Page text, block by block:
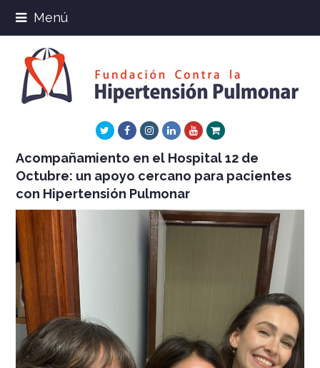
Menú
TwitterFacebookInstagram
LinkedInYoutube
Xing
Acompañamiento en el Hospital 12 de
Octubre: un apoyo cercano para pacientes
con Hipertensión Pulmonar